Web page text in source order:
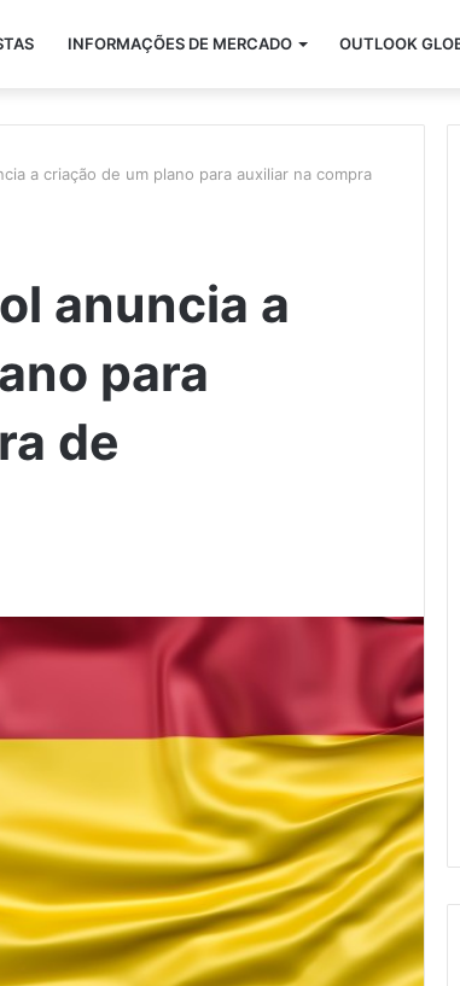
INFORMAÇÕES DE MERCADO OUTLOOK
a criação de um plano para auxiliar na compra
anuncia a
para
de